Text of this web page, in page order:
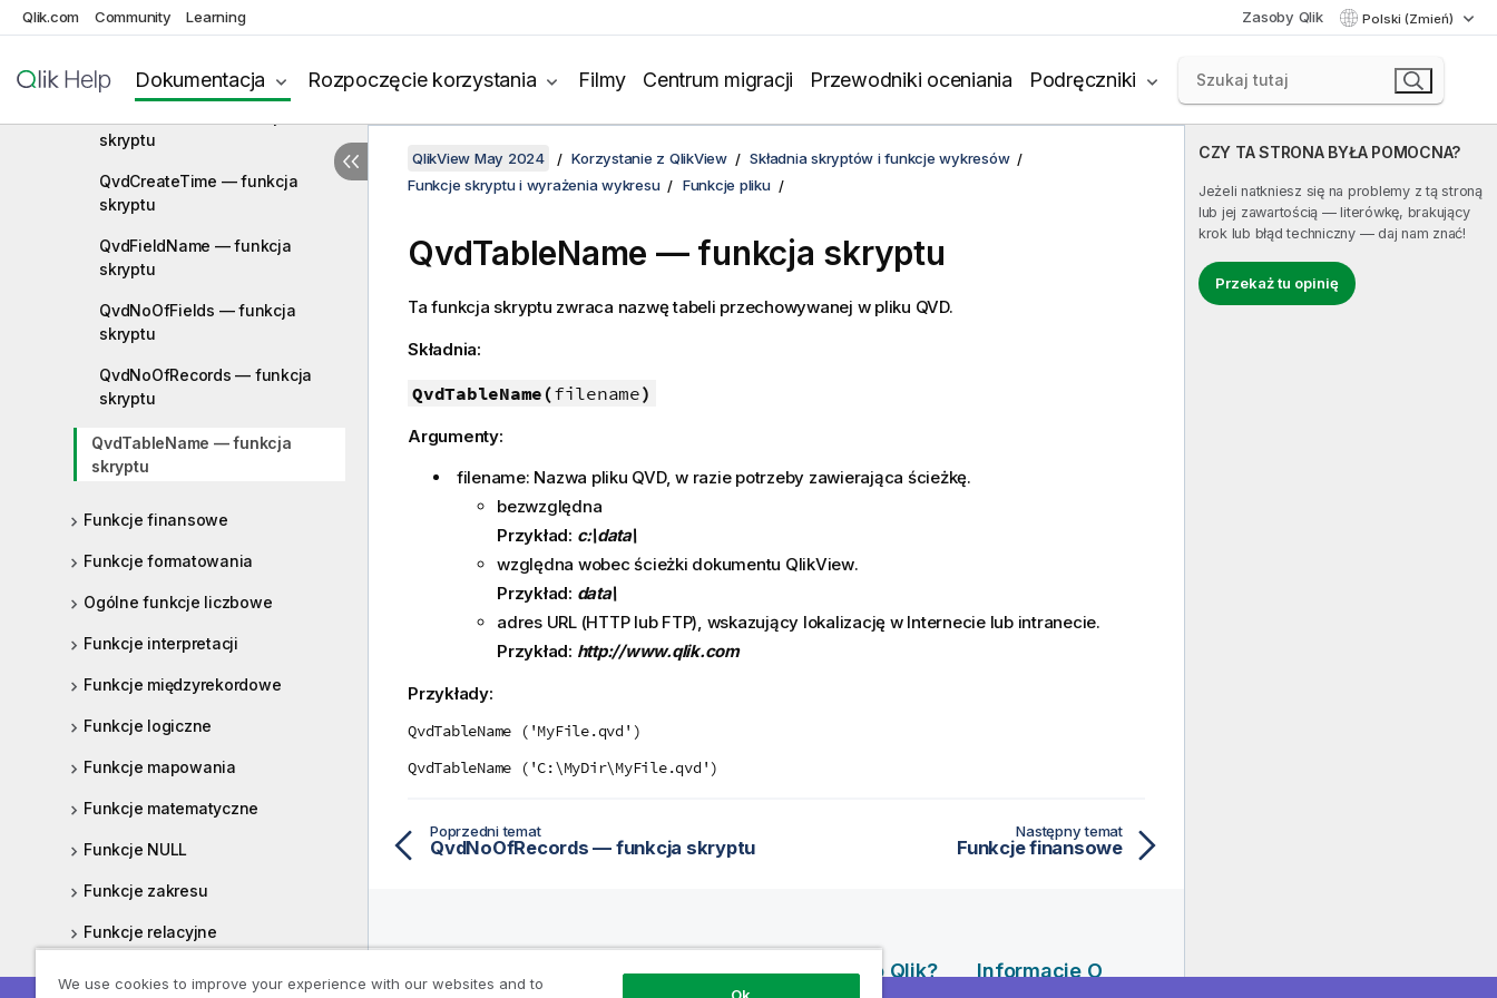
Qlik.com Community Learning Zasoby Qlik Polski (Zmień)
Dokumentacja Rozpoczęcie korzystania Filmy Centrum migracji Przewodniki oceniania Podręczniki
FileSize — funkcja skryptu
FileTime — funkcja skryptu
skryptu
QvdCreateTime — funkcja
skryptu
QvdFieldName — funkcja
skryptu
QvdNoOfFields — funkcja
skryptu
QvdNoOfRecords — funkcja
skryptu
QvdTableName — funkcja
skryptu
Funkcje finansowe
Funkcje formatowania
Ogólne funkcje liczbowe
Funkcje interpretacji
Funkcje międzyrekordowe
Funkcje logiczne
Funkcje mapowania
Funkcje matematyczne
Funkcje NULL
Funkcje zakresu
Funkcje relacyjne
CZY TA STRONA BYŁA POMOCNA?
Jeżeli natkniesz się na problemy z tą stroną
lub jej zawartością — literówkę, brakujący
krok lub błąd techniczny — daj nam znać!
Przekaż tu opinię
QlikView May 2024 Korzystanie z QlikView
Składnia skryptów i funkcje wykresów
Funkcje skryptu i wyrażenia wykresu
Funkcje pliku
QvdTableName — funkcja skryptu
Ta funkcja skryptu zwraca nazwę tabeli przechowywanej w pliku QVD.
Składnia:
QvdTableName(filename)
Argumenty:
filename: Nazwa pliku QVD, w razie potrzeby zawierająca ścieżkę.
bezwzględna
Przykład: c:\data\
względna wobec ścieżki dokumentu QlikView.
Przykład: data\
adres URL (HTTPlub FTP), wskazujący lokalizację w Internecie lub intranecie.
Przykład: http://www.qlik.com
Przykłady:
QvdTableName ('MyFile.qvd')
QvdTableName ('C:\MyDir\MyFile.qvd')
Poprzedni temat
QvdNoOfRecords — funkcja skryptu
Następny temat
Funkcje finansowe
Produkty Dlaczego Qlik?
Informacje O
We use cookies to improve your experience with our websites and to